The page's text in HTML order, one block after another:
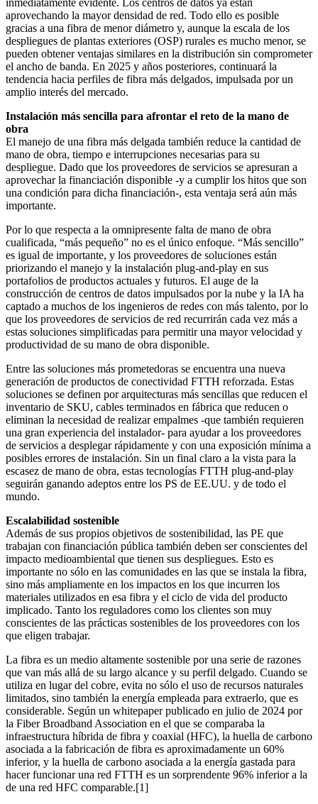
aprovechando la mayor densidad de red. Todo ello es posible
gracias a una fibra de menor diámetro y, aunque la escala de los
despliegues de plantas exteriores (OSP) rurales es mucho menor, se
pueden obtener ventajas similares en la distribución sin comprometer
el ancho de banda. En 2025 y años posteriores, continuará la
tendencia hacia perfiles de fibra más delgados, impulsada por un
amplio interés del mercado.
Instalación más sencilla para afrontar el reto de la mano de
obra
El manejo de una fibra más delgada también reduce la cantidad de
mano de obra, tiempo e interrupciones necesarias para su
despliegue. Dado que los proveedores de servicios se apresuran a
aprovechar la financiación disponible -y a cumplir los hitos que son
una condición para dicha financiación-, esta ventaja será aún más
importante.
Por lo que respecta a la omnipresente falta de mano de obra
cualificada, “más pequeño” no es el único enfoque. “Más sencillo”
es igual de importante, y los proveedores de soluciones están
priorizando el manejo y la instalación plug-and-play en sus
portafolios de productos actuales y futuros. El auge de la
construcción de centros de datos impulsados por la nube y la IA ha
captado a muchos de los ingenieros de redes con más talento, por lo
que los proveedores de servicios de red recurrirán cada vez más a
estas soluciones simplificadas para permitir una mayor velocidad y
productividad de su mano de obra disponible.
Entre las soluciones más prometedoras se encuentra una nueva
generación de productos de conectividad FTTH reforzada. Estas
soluciones se definen por arquitecturas más sencillas que reducen el
inventario de SKU, cables terminados en fábrica que reducen o
eliminan la necesidad de realizar empalmes -que también requieren
una gran experiencia del instalador- para ayudar a los proveedores
de servicios a desplegar rápidamente y con una exposición mínima a
posibles errores de instalación. Sin un final claro a la vista para la
escasez de mano de obra, estas tecnologías FTTH plug-and-play
seguirán ganando adeptos entre los PS de EE.UU. y de todo el
mundo.
Escalabilidad sostenible
Además de sus propios objetivos de sostenibilidad, las PE que
trabajan con financiación pública también deben ser conscientes del
impacto medioambiental que tienen sus despliegues. Esto es
importante no sólo en las comunidades en las que se instala la fibra,
sino más ampliamente en los impactos en los que incurren los
materiales utilizados en esa fibra y el ciclo de vida del producto
implicado. Tanto los reguladores como los clientes son muy
conscientes de las prácticas sostenibles de los proveedores con los
que eligen trabajar.
La fibra es un medio altamente sostenible por una serie de razones
que van más allá de su largo alcance y su perfil delgado. Cuando se
utiliza en lugar del cobre, evita no sólo el uso de recursos naturales
limitados, sino también la energía empleada para extraerlo, que es
considerable. Según un whitepaper publicado en julio de 2024 por
la Fiber Broadband Association en el que se comparaba la
infraestructura híbrida de fibra y coaxial (HFC), la huella de carbono
asociada a la fabricación de fibra es aproximadamente un 60%
inferior, y la huella de carbono asociada a la energía gastada para
hacer funcionar una red FTTH es un sorprendente 96% inferior a la
de una red HFC comparable.[1]